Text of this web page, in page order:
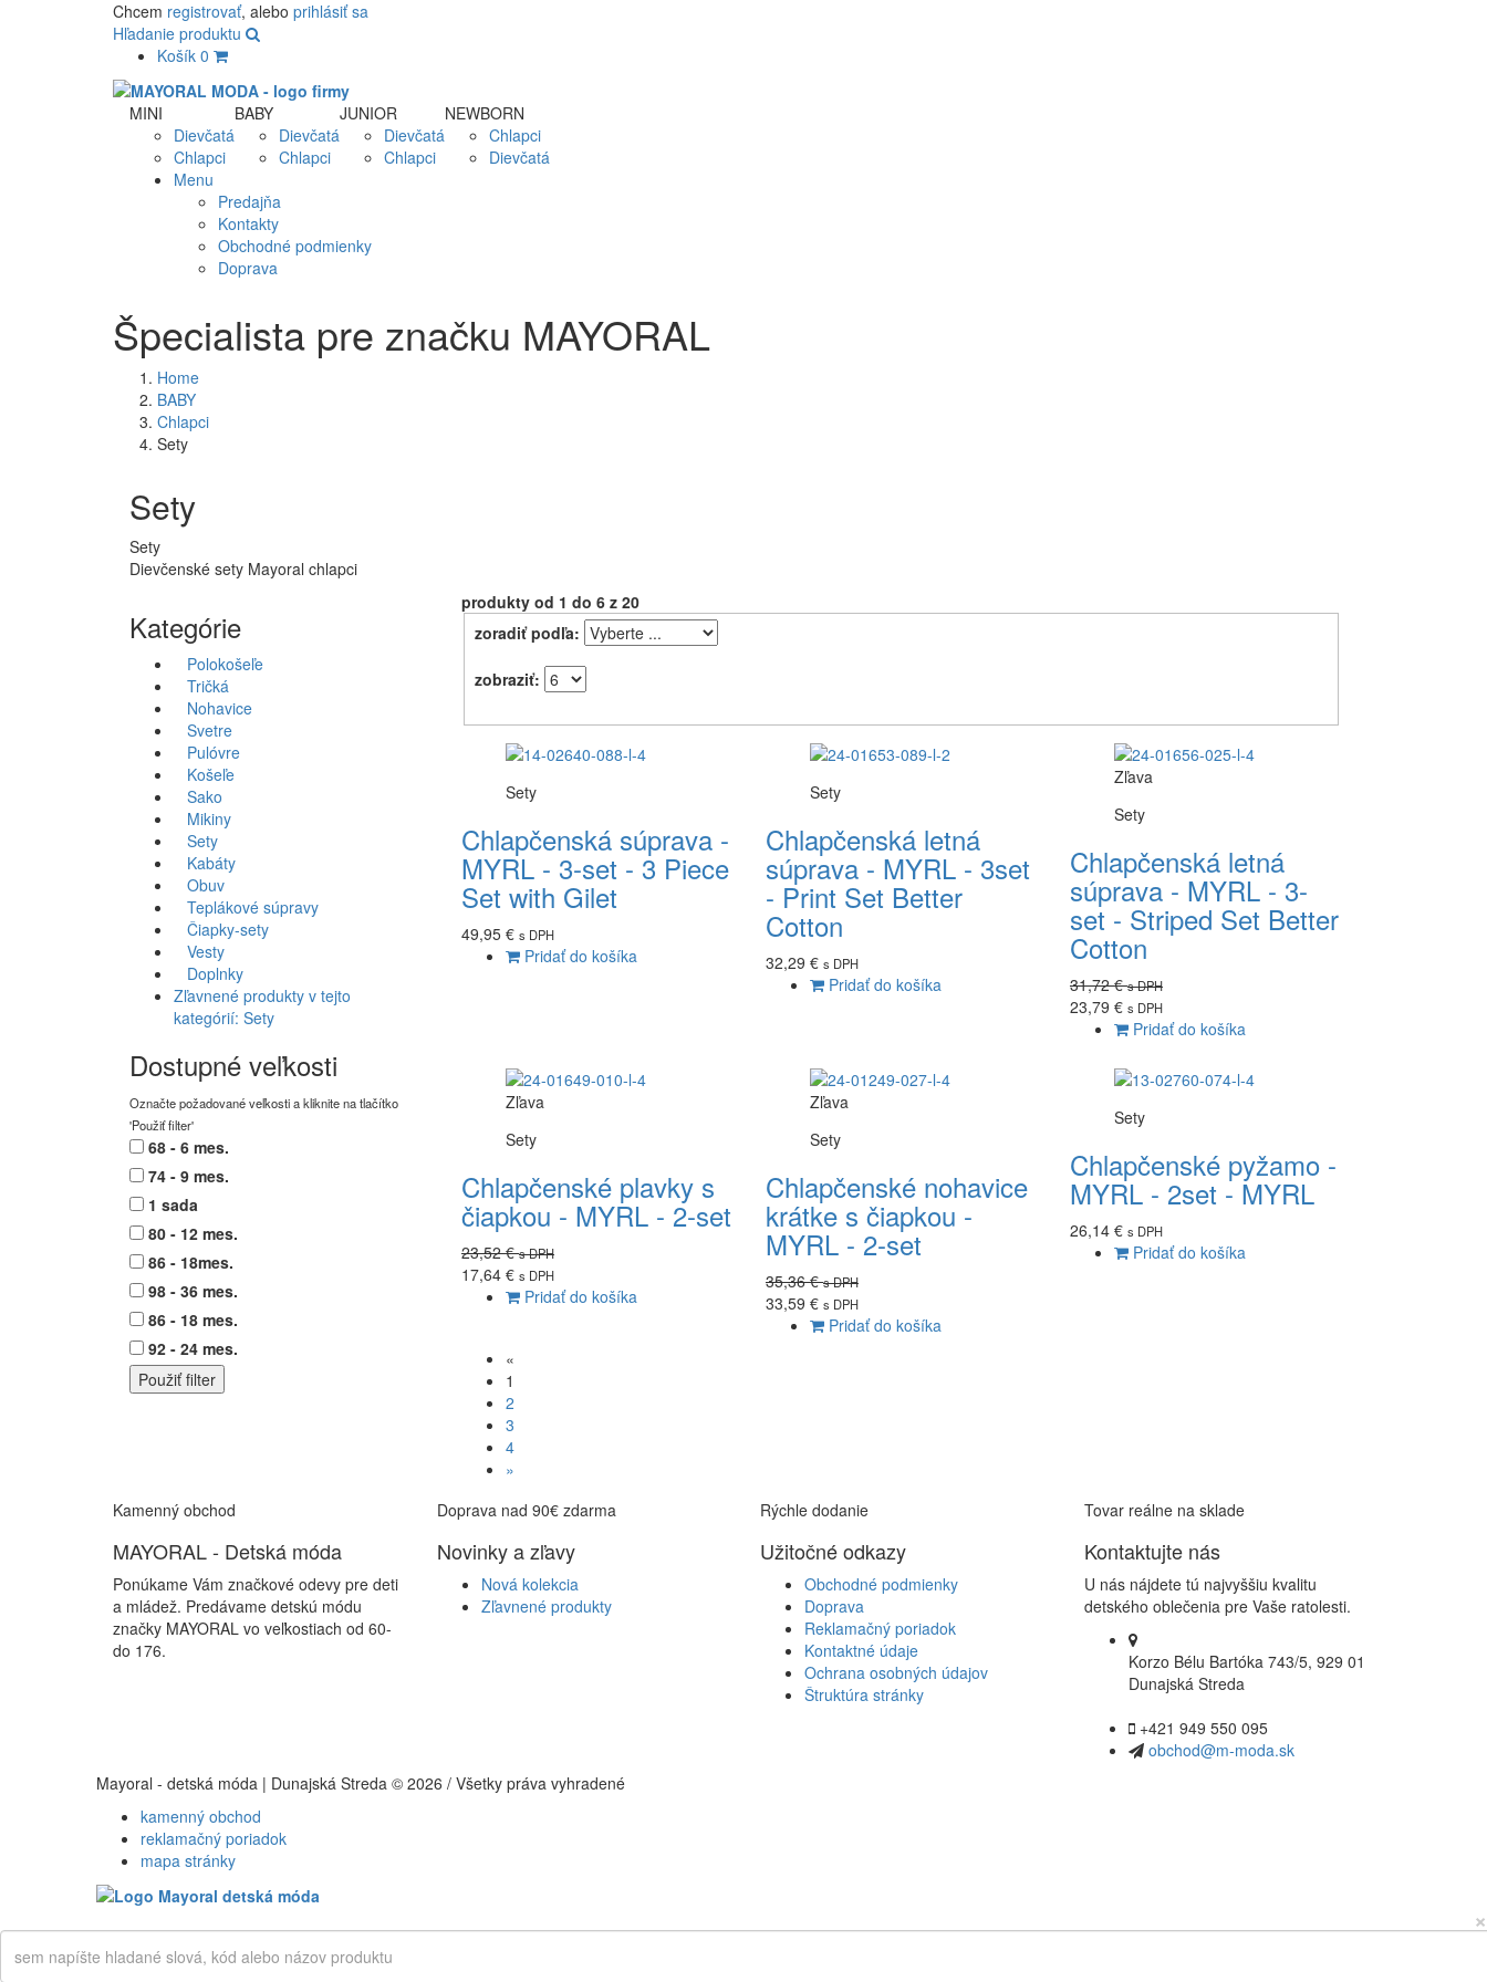
Chcem registrovať, alebo prihlásiť sa
Hľadanie produktu
Košík 0
MINI
Dievčatá
Chlapci
BABY
Dievčatá
Chlapci
JUNIOR
Dievčatá
Chlapci
NEWBORN
Chlapci
Dievčatá
Menu
Predajňa
Kontakty
Obchodné podmienky
Doprava
Špecialista pre značku MAYORAL
Home
BABY
Chlapci
Sety
Sety
Sety
Dievčenské sety Mayoral chlapci
produkty od 1 do 6 z 20
zoradiť podľa:
zobraziť:
Sety
Chlapčenská súprava -
MYRL - 3-set - 3 Piece
Set with Gilet
49,95 € s DPH
Pridať do košíka
Sety
Chlapčenská letná
súprava - MYRL - 3set
- Print Set Better
Cotton
32,29 € s DPH
Pridať do košíka
Zľava
Sety
Chlapčenská letná
súprava - MYRL - 3-
set - Striped Set Better
Cotton
31,72 €s DPH
23,79 € s DPH
Pridať do košíka
Zľava
Sety
Chlapčenské plavky s
čiapkou - MYRL - 2-set
23,52 €s DPH
17,64 € s DPH
Pridať do košíka
Zľava
Sety
Chlapčenské nohavice
krátke s čiapkou -
MYRL - 2-set
35,36 €s DPH
33,59 € s DPH
Pridať do košíka
Sety
Chlapčenské pyžamo -
MYRL - 2set - MYRL
26,14 € s DPH
Pridať do košíka
«
1
2
3
4
»
Kategórie
Polokošeľe
Tričká
Nohavice
Svetre
Pulóvre
Košeľe
Sako
Mikiny
Sety
Kabáty
Obuv
Teplákové súpravy
Čiapky-sety
Vesty
Doplnky
Zľavnené produkty v tejto
kategórií: Sety
Dostupné veľkosti
Označte požadované veľkosti a kliknite na tlačítko
'Použiť filter'
68 - 6 mes.
74 - 9 mes.
1 sada
80 - 12 mes.
86 - 18mes.
98 - 36 mes.
86 - 18 mes.
92 - 24 mes.
Kamenný obchod Doprava nad 90€ zdarma Rýchle dodanie Tovar reálne na sklade
MAYORAL - Detská móda
Ponúkame Vám značkové odevy pre deti
a mládež. Predávame detskú módu
značky MAYORAL vo veľkostiach od 60-
do 176.
Novinky a zľavy
Nová kolekcia
Zľavnené produkty
Užitočné odkazy
Obchodné podmienky
Doprava
Reklamačný poriadok
Kontaktné údaje
Ochrana osobných údajov
Štruktúra stránky
Kontaktujte nás
U nás nájdete tú najvyššiu kvalitu
detského oblečenia pre Vaše ratolesti.
Korzo Bélu Bartóka 743/5, 929 01
Dunajská Streda
+421 949 550 095
obchod@m-moda.sk
Mayoral - detská móda | Dunajská Streda © 2026 / Všetky práva vyhradené
kamenný obchod
reklamačný poriadok
mapa stránky
×